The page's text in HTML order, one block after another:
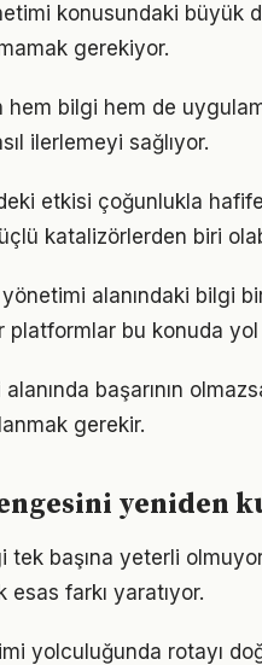
konusundaki büyük
gerekiyor.
bilgi hem de
ilerlemeyi sağlıyor.
etkisi çoğunlukla hafife
katalizörlerden biri
alanındaki bilgi
bu konuda
başarının
gerekir.
yeniden
başına yeterli
farkı yaratıyor.
yolculuğunda rotayı